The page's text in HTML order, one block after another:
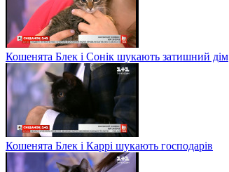
Кошенята Блек і Сонік шукають затишний дім
Кошенята Блек і Каррі шукають господарів